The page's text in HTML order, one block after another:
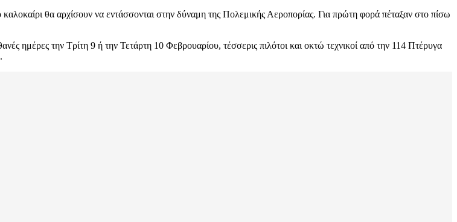
θα αρχίσουν να εντάσσονται στην δύναμη της Πολεμικής Αεροπορίας. Για πρώτη φορά πέταξαν στο πίσω
ημέρες την Τρίτη 9 ή την Τετάρτη 10 Φεβρουαρίου, τέσσερις πιλότοι και οκτώ τεχνικοί από την 114 Πτέρυγα